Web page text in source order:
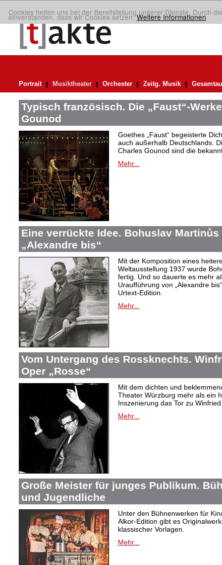
Cookies helfen uns bei der Bereitstellung unserer Dienste. Durch
einverstanden, dass wir Cookies setzen.Weitere Informationen
Portrait Musiktheater Orchester Zeitg. Musik
Typisch französisch. Die „Faust“-
Gounod
Goethes „Faust“ begeisterte
auch außerhalb Deutschlands.
Charles Gounod sind die
Mehr...
Eine verrückte Idee. Bohuslav
„Alexandre bis“
Mit der Komposition eines
Weltausstellung 1937 wurde
fertig. Und so dauerte es mehr
Uraufführung von „Alexandre
Urtext-Edition.
Mehr...
Vom Untergang des Rossknechts.
Oper „Rosse“
Mit dem dichten und
Theater Würzburg mehr als ein
Inszenierung das Tor zu
Mehr...
Große Meister für junges Publikum.
und Jugendliche
Unter den Bühnenwerken für
Alkor-Edition gibt es
klassischer Vorlagen.
Mehr...